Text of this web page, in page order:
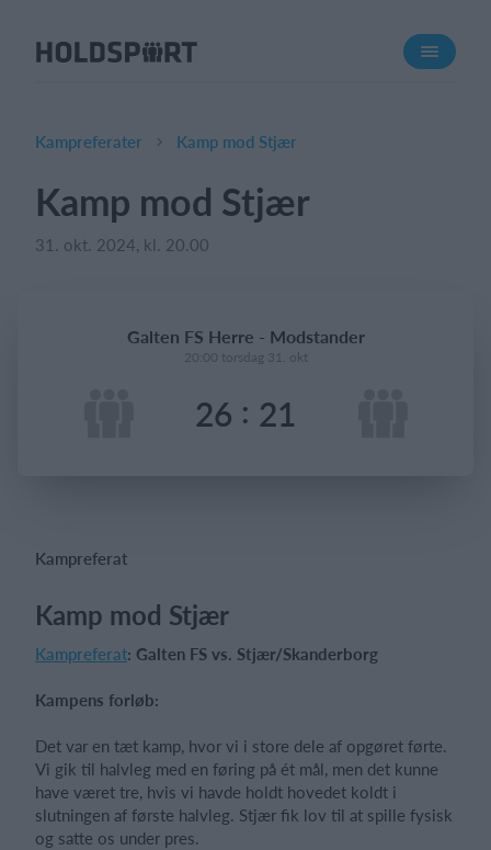
Om Holdsport
Presseomtale
Funktioner
Hjemmeside
Kampreferater Kamp mod Stjær
Kamp mod Stjær
31. okt. 2024, kl. 20.00
Galten FS Herre - Modstander
20:00 torsdag 31. okt
26 : 21
Kampreferat
Kamp mod Stjær
Kampreferat: Galten FS vs. Stjær/Skanderborg
Kampens forløb:
Det var en tæt kamp, hvor vi i store dele af opgøret førte.
Vi gik til halvleg med en føring på ét mål, men det kunne
have været tre, hvis vi havde holdt hovedet koldt i
slutningen af første halvleg. Stjær fik lov til at spille fysisk
og satte os under pres.